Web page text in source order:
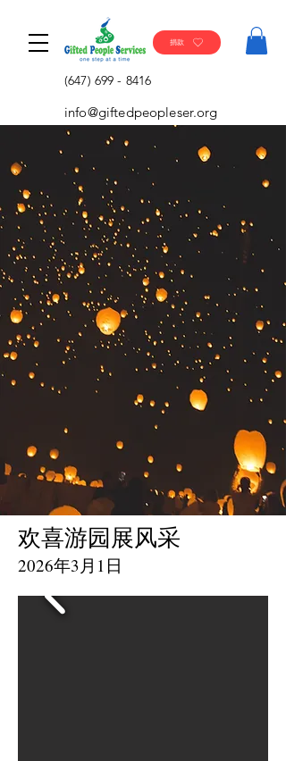
捐款
(647) 699 - 8416
info@giftedpeopleser.org
欢喜游园展风采
2026年3月1日